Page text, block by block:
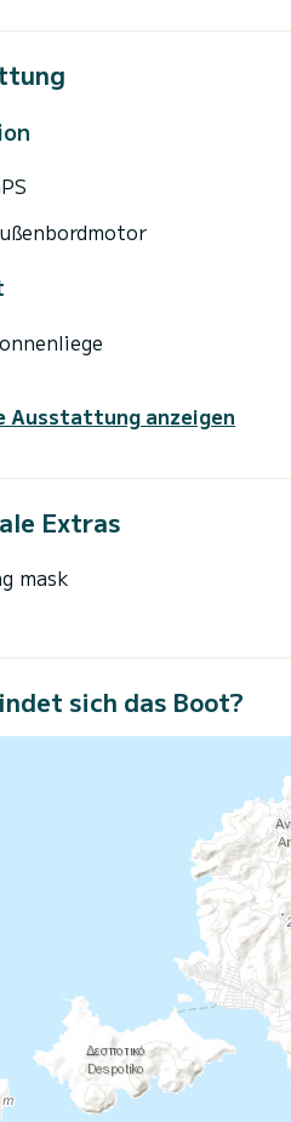
Ausstattung anzeigen
Extras
mask
sich das Boot?